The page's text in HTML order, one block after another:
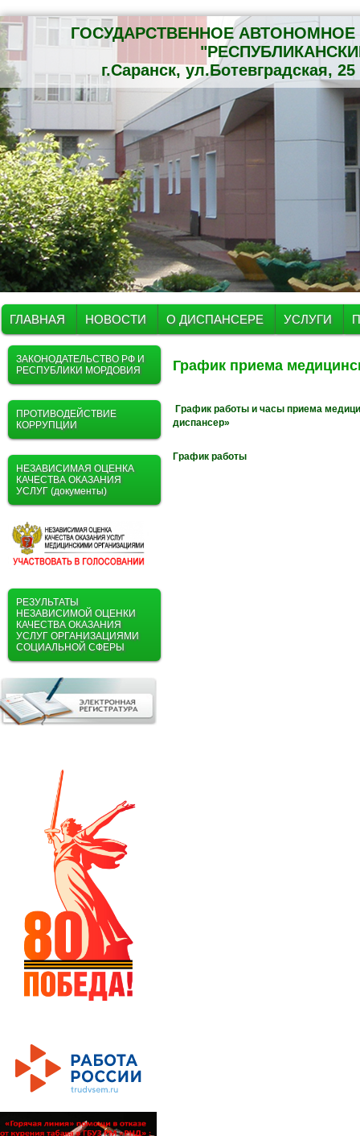
ГОСУДАРСТВЕННОЕ
г.Саранск, ул.Ботевградская,
ГЛАВНАЯ НОВОСТИ О ДИСПАНСЕРЕ УСЛУГИ
ЗАКОНОДАТЕЛЬСТВО РФ И
РЕСПУБЛИКИ МОРДОВИЯ
ПРОТИВОДЕЙСТВИЕ
КОРРУПЦИИ
НЕЗАВИСИМАЯ ОЦЕНКА
КАЧЕСТВА ОКАЗАНИЯ
УСЛУГ (документы)
РЕЗУЛЬТАТЫ
НЕЗАВИСИМОЙ ОЦЕНКИ
КАЧЕСТВА ОКАЗАНИЯ
УСЛУГ ОРГАНИЗАЦИЯМИ
СОЦИАЛЬНОЙ СФЕРЫ
График приема
График работы и часы приема
диспансер»
График работы